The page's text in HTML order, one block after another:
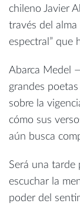
chileno Javier
través del alma
espectral” que
Abarca Medel
grandes
sobre la
cómo sus
aún busca
Será una tarde
escuchar la
poder del